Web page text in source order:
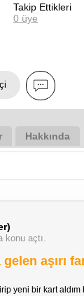
Takip Ettikleri
0 üye
Hakkında
konu açtı.
aşırı
yeni bir kart